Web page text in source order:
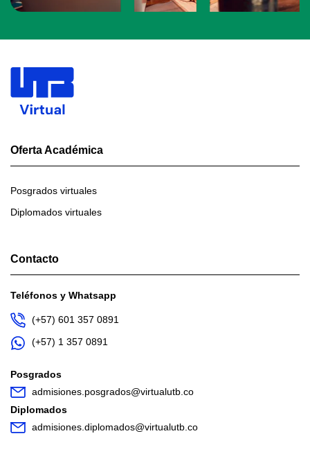
Oferta Académica
Posgrados virtuales
Diplomados virtuales
Contacto
Teléfonos y Whatsapp
(+57) 601 357 0891
(+57) 1 357 0891
Posgrados
admisiones.posgrados@virtualutb.co
Diplomados
admisiones.diplomados@virtualutb.co